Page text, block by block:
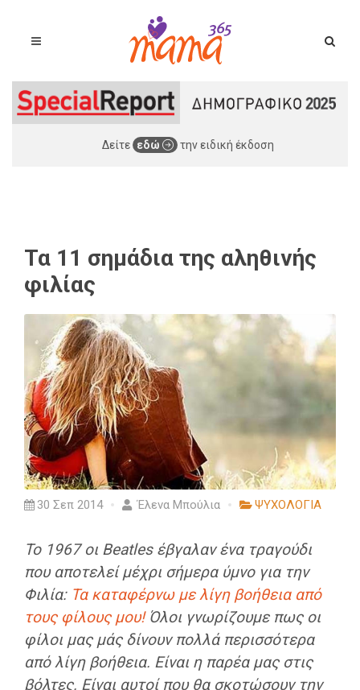
Δείτε εδώ την ειδική έκδοση
Τα 11 σημάδια της αληθινής
φιλίας
30 Σεπ 2014 Έλενα Μπούλια ΨΥΧΟΛΟΓΙΑ
Το 1967 οι Beatles έβγαλαν ένα τραγούδι
που αποτελεί μέχρι σήμερα ύμνο για την
Φιλία: Τα καταφέρνω με λίγη βοήθεια από
τους φίλους μου! Όλοι γνωρίζουμε πως οι
φίλοι μας μάς δίνουν πολλά περισσότερα
από λίγη βοήθεια. Είναι η παρέα μας στις
βόλτες. Είναι αυτοί που θα σκοτώσουν την